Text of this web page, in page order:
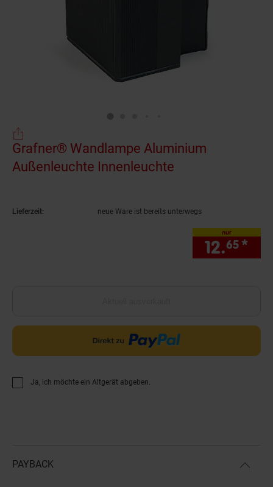
Grafner® Wandlampe Aluminium
Außenleuchte Innenleuchte
Lieferzeit: neue Ware ist bereits unterwegs
nur
12.65 *
Ja, ich möchte ein Altgerät abgeben.
PAYBACK